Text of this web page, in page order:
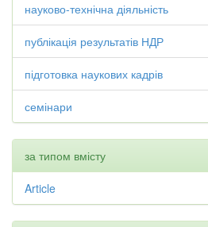
науково-технічна діяльність
публікація результатів НДР
підготовка наукових кадрів
семінари
за типом вмісту
Article